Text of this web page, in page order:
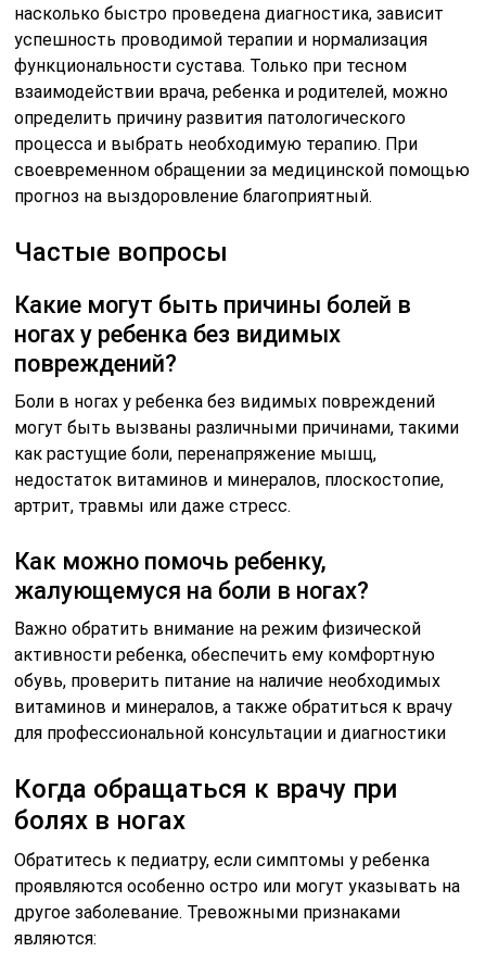
насколько быстро проведена диагностика, зависит
успешность проводимой терапии и нормализация
функциональности сустава. Только при тесном
взаимодействии врача, ребенка и родителей, можно
определить причину развития патологического
процесса и выбрать необходимую терапию. При
своевременном обращении за медицинской помощью
прогноз на выздоровление благоприятный.
Частые вопросы
Какие могут быть причины болей в
ногах у ребенка без видимых
повреждений?
Боли в ногах у ребенка без видимых повреждений
могут быть вызваны различными причинами, такими
как растущие боли, перенапряжение мышц,
недостаток витаминов и минералов, плоскостопие,
артрит, травмы или даже стресс.
Как можно помочь ребенку,
жалующемуся на боли в ногах?
Важно обратить внимание на режим физической
активности ребенка, обеспечить ему комфортную
обувь, проверить питание на наличие необходимых
витаминов и минералов, а также обратиться к врачу
для профессиональной консультации и диагностики
Когда обращаться к врачу при
болях в ногах
Обратитесь к педиатру, если симптомы у ребенка
проявляются особенно остро или могут указывать на
другое заболевание. Тревожными признаками
являются: